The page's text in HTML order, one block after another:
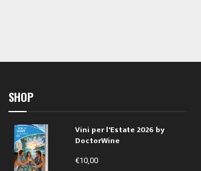
SHOP
Vini per l'Estate 2026 by
DoctorWine
€10,00